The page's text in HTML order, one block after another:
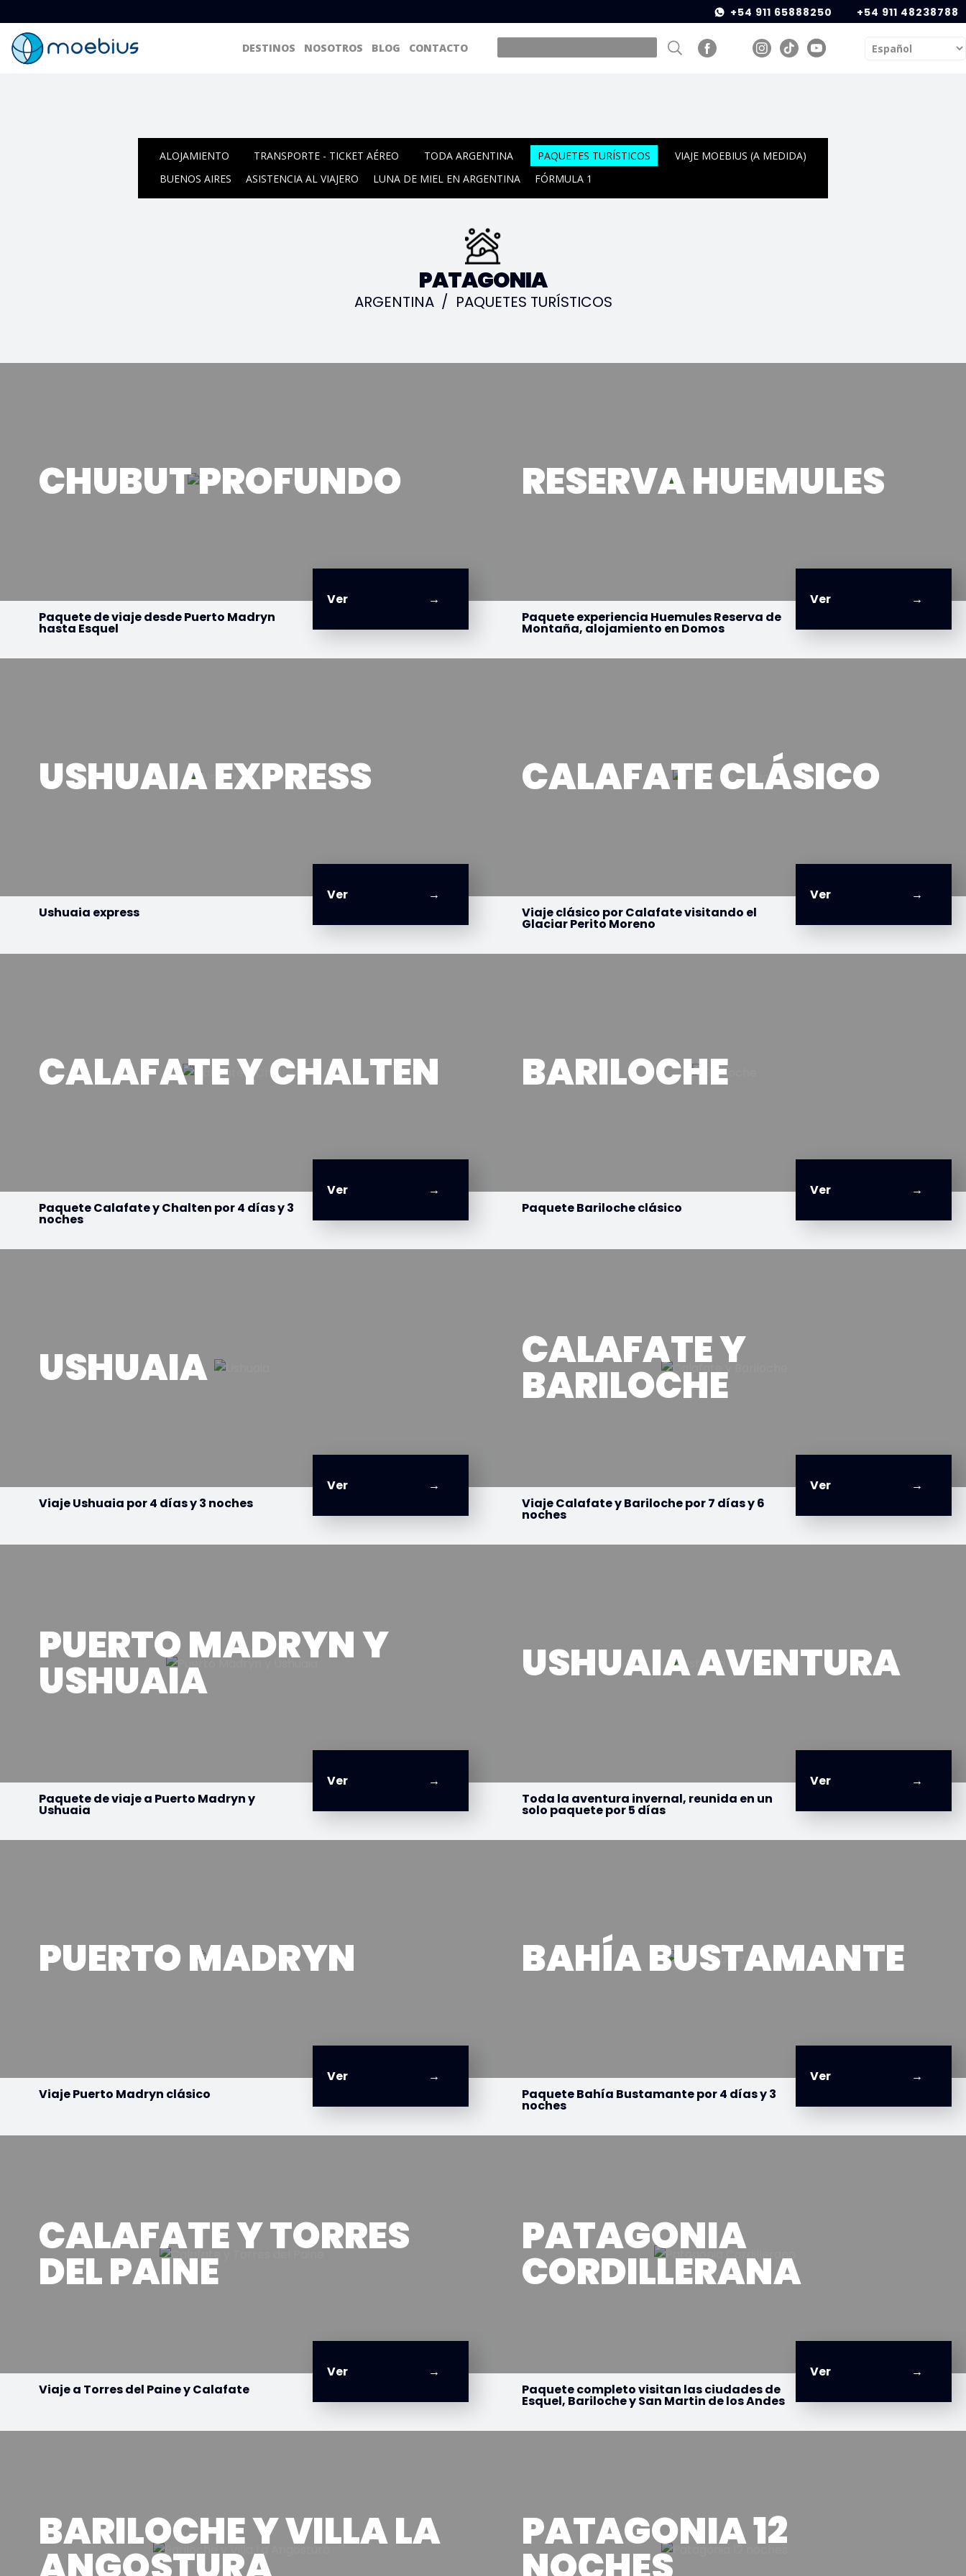
+54 911 65888250 +54 911 48238788
DESTINOS NOSOTROS BLOG CONTACTO
ALOJAMIENTO TRANSPORTE - TICKET AÉREO TODA ARGENTINA PAQUETES TURÍSTICOS
VIAJE MOEBIUS (A MEDIDA)
BUENOS AIRES
ASISTENCIA AL VIAJERO LUNA DE MIEL EN ARGENTINA FÓRMULA 1
PATAGONIA
ARGENTINA / PAQUETES TURÍSTICOS
CHUBUT PROFUNDO
Paquete de viaje desde Puerto Madryn
hasta Esquel
Ver
RESERVA HUEMULES
Paquete experiencia Huemules Reserva de
Montaña, alojamiento en Domos
Ver
USHUAIA EXPRESS
Ushuaia express
Ver
CALAFATE CLÁSICO
Viaje clásico por Calafate visitando el
Glaciar Perito Moreno
Ver
CALAFATE Y CHALTEN
Paquete Calafate y Chalten por 4 días y 3
noches
Ver
BARILOCHE
Paquete Bariloche clásico
Ver
USHUAIA
Viaje Ushuaia por 4 días y 3 noches
Ver
CALAFATE Y
BARILOCHE
Viaje Calafate y Bariloche por 7 días y 6
noches
Ver
PUERTO MADRYN Y
USHUAIA
Paquete de viaje a Puerto Madryn y
Ushuaia
Ver
USHUAIA AVENTURA
Toda la aventura invernal, reunida en un
solo paquete por 5 días
Ver
PUERTO MADRYN
Viaje Puerto Madryn clásico
Ver
BAHÍA BUSTAMANTE
Paquete Bahía Bustamante por 4 días y 3
noches
Ver
CALAFATE Y TORRES
DEL PAINE
Viaje a Torres del Paine y Calafate
Ver
PATAGONIA
CORDILLERANA
Paquete completo visitan las ciudades de
Esquel, Bariloche y San Martin de los Andes
Ver
BARILOCHE Y VILLA LA PATAGONIA 12